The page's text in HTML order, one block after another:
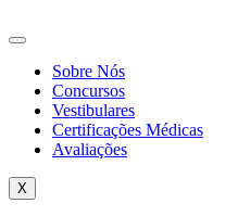
Sobre Nós
Concursos
Vestibulares
Certificações Médicas
Avaliações
X